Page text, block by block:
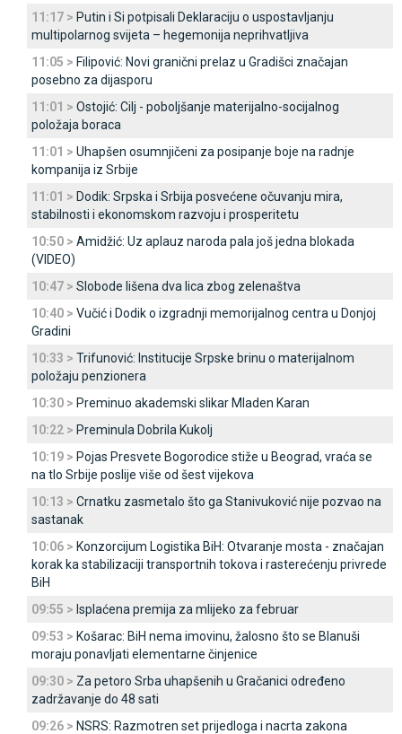
11:17 > Putin i Si potpisali Deklaraciju o uspostavljanju
multipolarnog svijeta – hegemonija neprihvatljiva
11:05 > Filipović: Novi granični prelaz u Gradišci značajan
posebno za dijasporu
11:01 > Ostojić: Cilj - poboljšanje materijalno-socijalnog
položaja boraca
11:01 > Uhapšen osumnjičeni za posipanje boje na radnje
kompanija iz Srbije
11:01 > Dodik: Srpska i Srbija posvećene očuvanju mira,
stabilnosti i ekonomskom razvoju i prosperitetu
10:50 > Amidžić: Uz aplauz naroda pala još jedna blokada
(VIDEO)
10:47 > Slobode lišena dva lica zbog zelenaštva
10:40 > Vučić i Dodik o izgradnji memorijalnog centra u Donjoj
Gradini
10:33 > Trifunović: Institucije Srpske brinu o materijalnom
položaju penzionera
10:30 > Preminuo akademski slikar Mladen Karan
10:22 > Preminula Dobrila Kukolj
10:19 > Pojas Presvete Bogorodice stiže u Beograd, vraća se
na tlo Srbije poslije više od šest vijekova
10:13 > Crnatku zasmetalo što ga Stanivuković nije pozvao na
sastanak
10:06 > Konzorcijum Logistika BiH: Otvaranje mosta - značajan
korak ka stabilizaciji transportnih tokova i rasterećenju privrede
BiH
09:55 > Isplaćena premija za mlijeko za februar
09:53 > Košarac: BiH nema imovinu, žalosno što se Blanuši
moraju ponavljati elementarne činjenice
09:30 > Za petoro Srba uhapšenih u Gračanici određeno
zadržavanje do 48 sati
09:26 > NSRS: Razmotren set prijedloga i nacrta zakona